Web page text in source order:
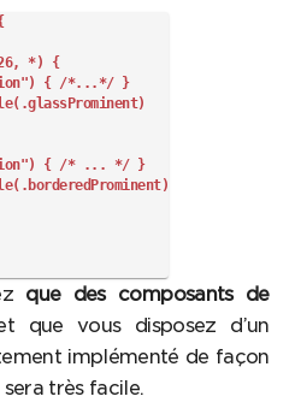
que des composants de
que vous disposez d’un
implémenté de façon
très facile.